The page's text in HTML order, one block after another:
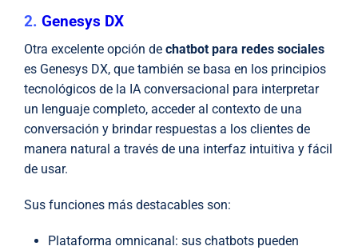
2. Genesys DX
Otra excelente opción de chatbot para redes sociales
es Genesys DX, que también se basa en los principios
tecnológicos de la IA conversacional para interpretar
un lenguaje completo, acceder al contexto de una
conversación y brindar respuestas a los clientes de
manera natural a través de una interfaz intuitiva y fácil
de usar.
Sus funciones más destacables son:
Plataforma omnicanal: sus chatbots pueden